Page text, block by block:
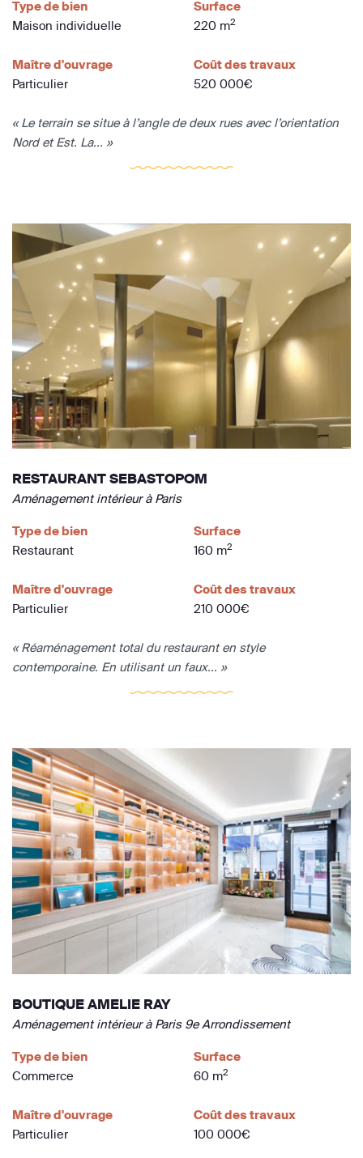
Type de bien
Maison individuelle
Surface
220 m2
Maître d'ouvrage
Particulier
Coût des travaux
520 000€
« Le terrain se situe à l’angle de deux rues avec l’orientation
Nord et Est. La... »
RESTAURANT SEBASTOPOM
Aménagement intérieur à Paris
Type de bien
Restaurant
Surface
160 m2
Maître d'ouvrage
Particulier
Coût des travaux
210 000€
« Réaménagement total du restaurant en style
contemporaine. En utilisant un faux... »
BOUTIQUE AMELIE RAY
Aménagement intérieur à Paris 9e Arrondissement
Type de bien
Commerce
Surface
60 m2
Maître d'ouvrage
Particulier
Coût des travaux
100 000€